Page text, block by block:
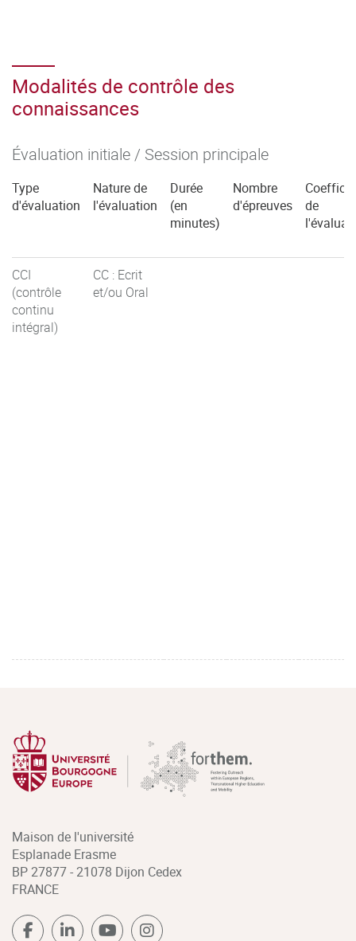
Modalités de contrôle des
connaissances
Évaluation initiale / Session principale
Type
d'évaluation
Nature de
l'évaluation
Durée
(en
minutes)
Nombre
d'épreuves
de
CCI
(contrôle
continu
intégral)
CC : Ecrit
et/ou Oral
Maison de l'université
Esplanade Erasme
BP 27877 - 21078 Dijon Cedex
FRANCE